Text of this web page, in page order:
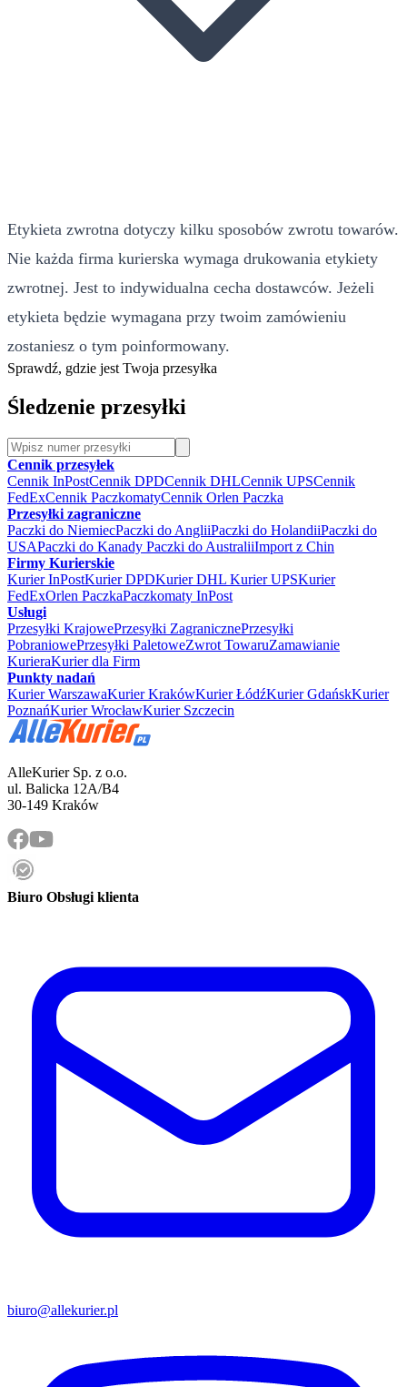
Etykieta zwrotna dotyczy kilku sposobów zwrotu towarów.
Nie każda firma kurierska wymaga drukowania etykiety
zwrotnej. Jest to indywidualna cecha dostawców. Jeżeli
etykieta będzie wymagana przy twoim zamówieniu
zostaniesz o tym poinformowany.
Sprawdź, gdzie jest Twoja przesyłka
Śledzenie przesyłki
Cennik przesyłek
Cennik InPostCennik DPDCennik DHLCennik UPSCennik
FedExCennik PaczkomatyCennik Orlen Paczka
Przesyłki zagraniczne
Paczki do NiemiecPaczki do AngliiPaczki do HolandiiPaczki do
USAPaczki do Kanady Paczki do AustraliiImport z Chin
Firmy Kurierskie
Kurier InPostKurier DPDKurier DHL Kurier UPSKurier
FedExOrlen PaczkaPaczkomaty InPost
Usługi
Przesyłki KrajowePrzesyłki ZagranicznePrzesyłki
PobraniowePrzesyłki PaletoweZwrot TowaruZamawianie
KurieraKurier dla Firm
Punkty nadań
Kurier WarszawaKurier KrakówKurier ŁódźKurier GdańskKurier
PoznańKurier WrocławKurier Szczecin
AlleKurier Sp. z o.o.
ul. Balicka 12A/B4
30-149 Kraków
Biuro Obsługi klienta
biuro@allekurier.pl